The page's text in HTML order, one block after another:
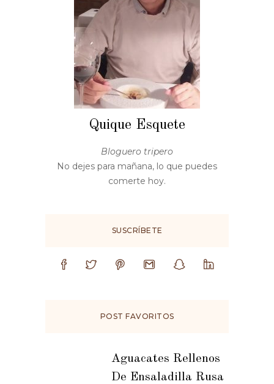
Quique Esquete
Bloguero tripero
No dejes para mañana, lo que puedes
comerte hoy.
SUSCRÍBETE
POST FAVORITOS
Aguacates Rellenos
De Ensaladilla Rusa